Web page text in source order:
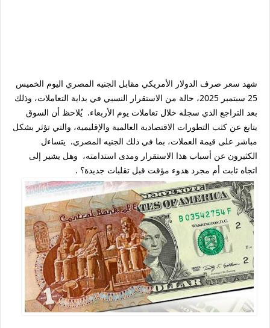
شهد سعر صرف الدولار الأمريكي مقابل الجنيه المصري اليوم الخميس
25 سبتمبر 2025، حالة من الاستقرار النسبي في بداية التعاملات، وذلك
بعد التراجع الذي سجله خلال تعاملات يوم الأربعاء. يُلاحظ أن السوق
يتابع عن كثب التطورات الاقتصادية العالمية والإقليمية، والتي تؤثر بشكل
مباشر على قيمة العملات، بما في ذلك الجنيه المصري. يتساءل
الكثيرون عن أسباب هذا الاستقرار ومدى استدامته، وهل يشير إلى
اتجاه ثابت أم مجرد هدوء مؤقت قبل تقلبات جديدة؟ .